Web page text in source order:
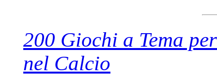
200 Giochi a Tema
nel Calcio